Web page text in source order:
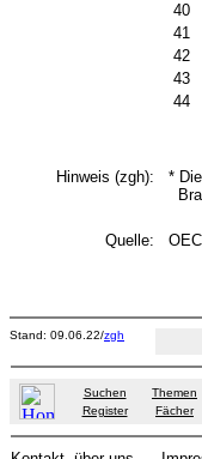
40
41
42
43
44
Hinweis (zgh): * Die
Quelle:
Stand: 09.06.22/zgh
Suchen Themen
Register
Fächer